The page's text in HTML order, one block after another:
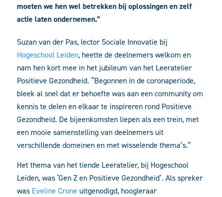
moeten we hen wel betrekken bij oplossingen en zelf
actie laten ondernemen.”
Suzan van der Pas, lector Sociale Innovatie bij
Hogeschool Leiden, heette de deelnemers welkom en
nam hen kort mee in het jubileum van het Leeratelier
Positieve Gezondheid. “Begonnen in de coronaperiode,
bleek al snel dat er behoefte was aan een community om
kennis te delen en elkaar te inspireren rond Positieve
Gezondheid. De bijeenkomsten liepen als een trein, met
een mooie samenstelling van deelnemers uit
verschillende domeinen en met wisselende thema’s.”
Het thema van het tiende Leeratelier, bij Hogeschool
Leiden, was ‘Gen Z en Positieve Gezondheid’. Als spreker
was Eveline Crone uitgenodigd, hoogleraar